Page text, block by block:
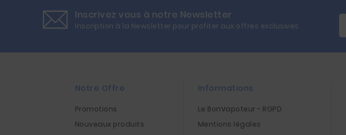
Inscrivez vous à notre Newsletter
Inscription à la Newsletter pour profiter aux offres exclusives
Notre Offre
Promotions
Nouveaux produits
Informations
Le BonVapoteur - RGPD
Mentions légales